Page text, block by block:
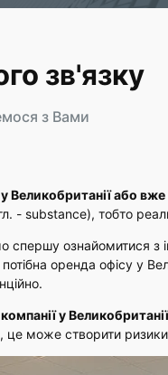
зв'язку
з Вами
Великобританії або
- substance), тобто
спершу ознайомитися з
оренда офісу у
у Великобританії
може створити